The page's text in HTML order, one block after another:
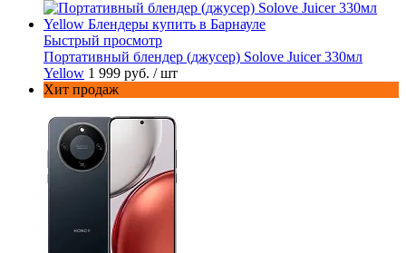
Быстрый просмотр
Портативный блендер (джусер) Solove Juicer 330мл
Yellow 1 999 руб. / шт
Хит продаж